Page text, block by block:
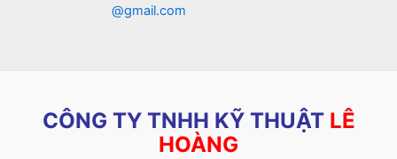
@gmail.com
CÔNG TY TNHH KỸ THUẬT LÊ
HOÀNG